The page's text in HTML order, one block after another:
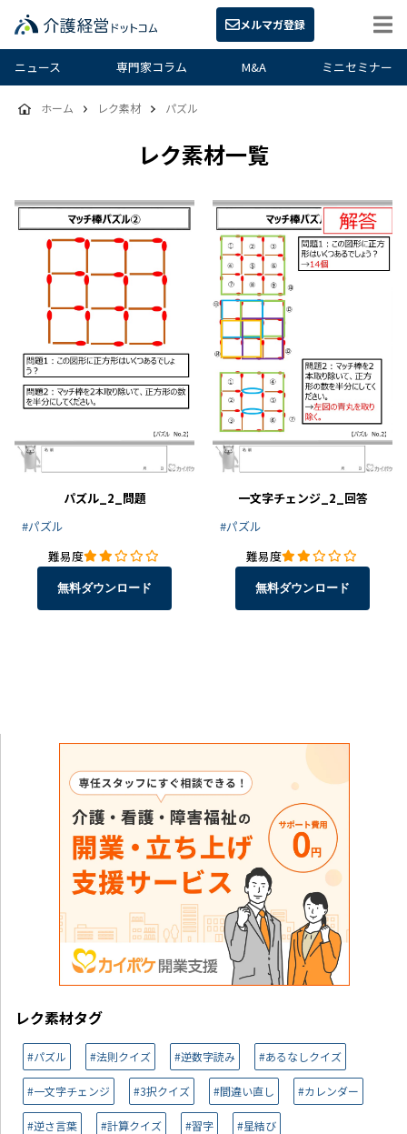
メルマガ登録
ニュース 専門家コラム M&A ミニセミナー
レク素材一覧
ホーム レク素材 パズル
パズル_2_問題
#パズル
難易度
無料ダウンロード
一文字チェンジ_2_回答
#パズル
難易度
無料ダウンロード
レク素材タグ
#パズル #法則クイズ #逆数字読み #あるなしクイズ
#一文字チェンジ #3択クイズ #間違い直し #カレンダー
#逆さ言葉 #計算クイズ #習字 #星結び